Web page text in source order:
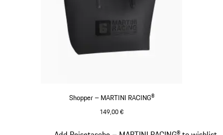
Shopper – MARTINI RACING®
149,00 €